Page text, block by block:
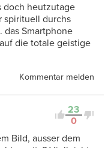
doch heutzutage
spirituell durchs
das Smartphone
die totale geistige
Kommentar melden
23
0
Bild, ausser dem